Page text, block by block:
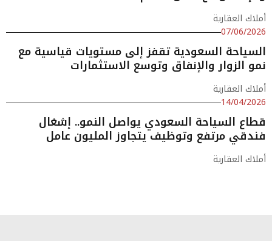
أملاك العقارية
07/06/2026
السياحة السعودية تقفز إلى مستويات قياسية مع
نمو الزوار والإنفاق وتوسع الاستثمارات
أملاك العقارية
14/04/2026
قطاع السياحة السعودي يواصل النمو.. إشغال
فندقي مرتفع وتوظيف يتجاوز المليون عامل
أملاك العقارية